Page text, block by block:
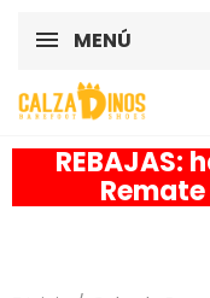
MENÚ
REBAJAS: